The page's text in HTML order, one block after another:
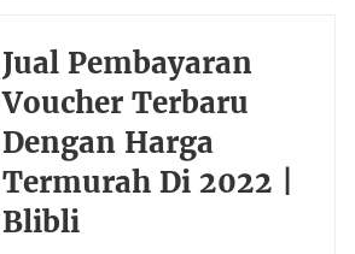
Jual Pembayaran
Voucher Terbaru
Dengan Harga
Termurah Di 2022 |
Blibli